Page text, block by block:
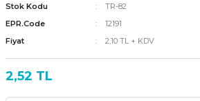
Stok Kodu
TR-82
EPR.Code
12191
Fiyat
2,10 TL + KDV
2,52 TL